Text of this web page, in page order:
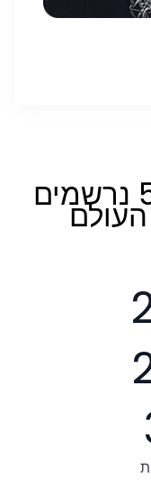
למעלה מ-50,000 נרשמים